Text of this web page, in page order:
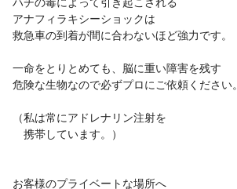
アナフィラキシーショックは
救急車の到着が間に合わないほど強力です。
一命をとりとめても、脳に重い障害を残す
危険な生物なので必ずプロにご依頼ください。
（私は常にアドレナリン注射を
携帯しています。）
お客様のプライベートな場所へ